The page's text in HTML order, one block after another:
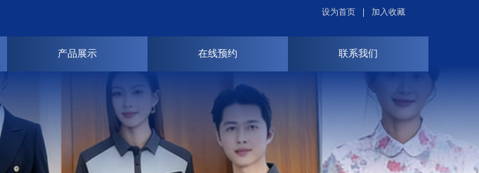
设为首页 加入收藏
产品展示 在线预约 联系我们